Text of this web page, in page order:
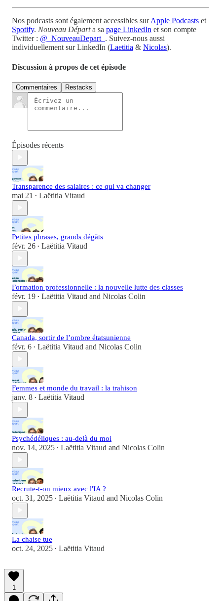
Nos podcasts sont également accessibles surApple Podcasts et
Spotify. Nouveau Départa sa page LinkedIn et son compte
Twitter : @_NouveauDepart_ . Suivez-nous aussi
individuellement sur LinkedIn (Laetitia & Nicolas).
Discussion à propos de cet épisode
Commentaires Restacks
Épisodes récents
Transparence des salaires : ce qui va changer
mai 21 • Laëtitia Vitaud
Petites phrases, grands dégâts
févr. 26 • Laëtitia Vitaud
Formation professionnelle : la nouvelle lutte des classes
févr. 19 • Laëtitia Vitaud and Nicolas Colin
Canada, sortir de l’ombre étatsunienne
févr. 6 • Laëtitia Vitaud and Nicolas Colin
Femmes et monde du travail : la trahison
janv. 8 • Laëtitia Vitaud
Psychédéliques : au-delà du moi
nov. 14, 2025 • Laëtitia Vitaud and Nicolas Colin
Recrute-t-on mieux avec l'IA ?
oct. 31, 2025 • Laëtitia Vitaud and Nicolas Colin
La chaise tue
oct. 24, 2025 • Laëtitia Vitaud
1